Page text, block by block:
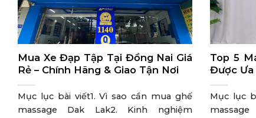
Mua Xe Đạp Tập Tại Đồng Nai Giá
Rẻ – Chính Hãng & Giao Tận Nơi
Mục lục bài viết1. Vì sao cần mua ghế
massage Dak Lak2. Kinh nghiệm
Top 5
Được Ưa
Mục lục